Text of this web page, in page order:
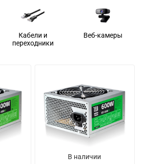
Кабели и
переходники
Веб-камеры
В наличии